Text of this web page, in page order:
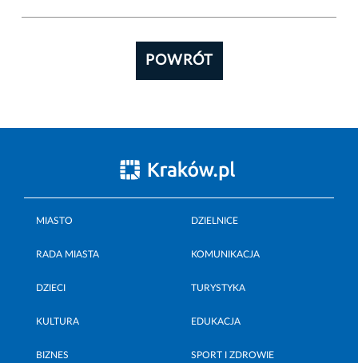
POWRÓT
MIASTO DZIELNICE
RADA MIASTA KOMUNIKACJA
DZIECI TURYSTYKA
KULTURA EDUKACJA
BIZNES SPORT I ZDROWIE